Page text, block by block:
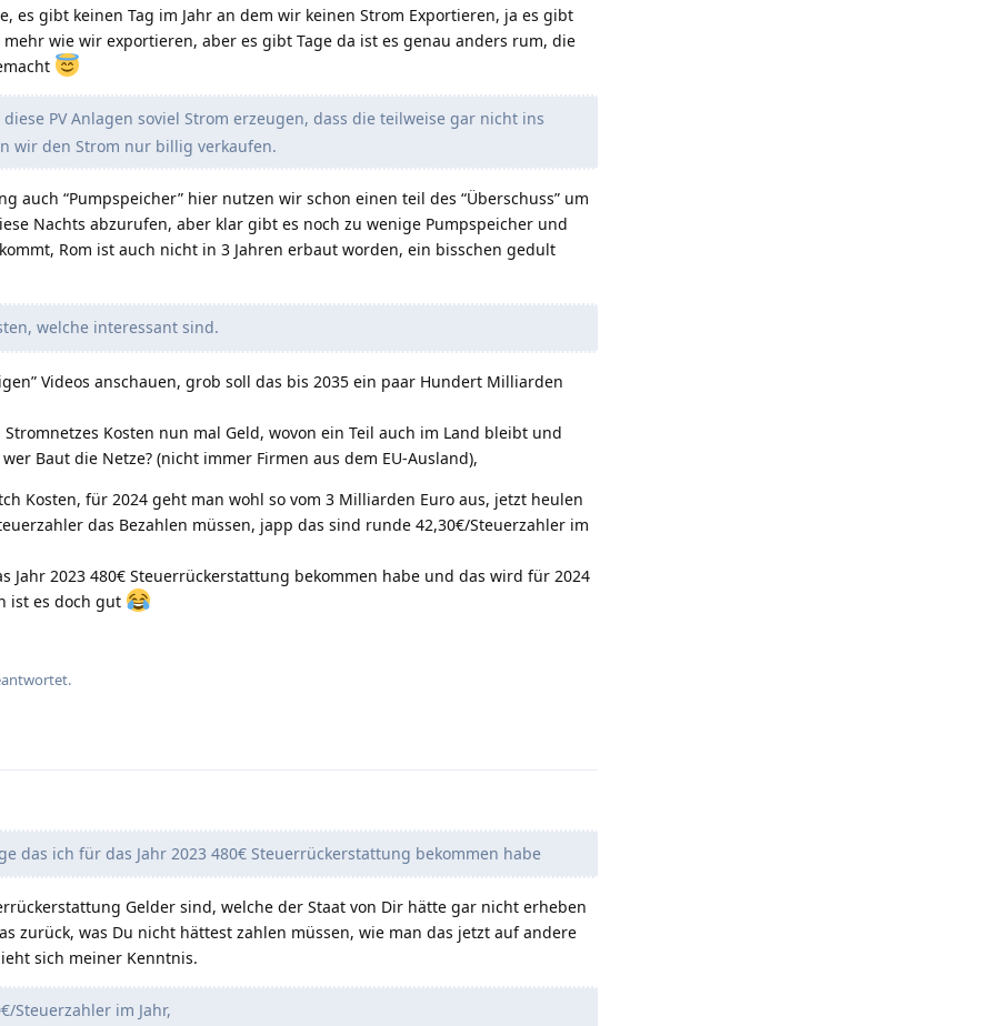
es gibt keinen Tag im Jahr an dem wir keinen Strom Exportieren, ja es gibt
wie wir exportieren, aber es gibt Tage da ist es genau anders rum, die
diese PV Anlagen soviel Strom erzeugen, dass die teilweise gar nicht ins
wir den Strom nur billig verkaufen.
auch “Pumpspeicher” hier nutzen wir schon einen teil des “Überschuss” um
Nachts abzurufen, aber klar gibt es noch zu wenige Pumpspeicher und
Rom ist auch nicht in 3 Jahren erbaut worden, ein bisschen gedult
welche interessant sind.
Videos anschauen, grob soll das bis 2035 ein paar Hundert Milliarden
Kosten nun mal Geld, wovon ein Teil auch im Land bleibt und
Baut die Netze? (nicht immer Firmen aus dem EU-Ausland),
Kosten, für 2024 geht man wohl so vom 3 Milliarden Euro aus, jetzt heulen
das Bezahlen müssen, japp das sind runde 42,30€/Steuerzahler im
Jahr 2023 480€ Steuerrückerstattung bekommen habe und das wird für 2024
ist es doch gut
das ich für das Jahr 2023 480€ Steuerrückerstattung bekommen habe
Gelder sind, welche der Staat von Dir hätte gar nicht erheben
zurück, was Du nicht hättest zahlen müssen, wie man das jetzt auf andere
sich meiner Kenntnis.
Steuerzahler im Jahr,